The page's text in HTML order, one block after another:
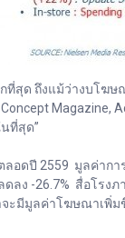
ที่สุด ถึงแม้ว่างบโฆ
ที่สุด”
อดปี 2559 มูลค่าก
ลง -26.7% สื่อโรง
ะมีมูลค่าโฆษณาเพิ่ม